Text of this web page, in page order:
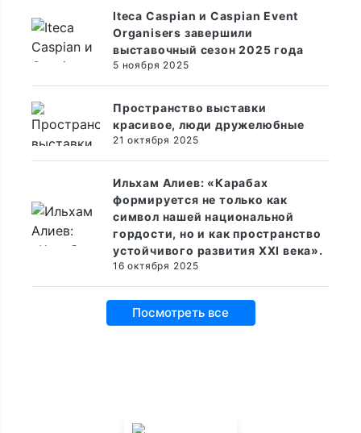
Iteca Caspian и Caspian Event
Organisers завершили
выставочный сезон 2025 года
5 ноября 2025
Пространство выставки
красивое, люди дружелюбные
21 октября 2025
Ильхам Алиев: «Карабах
формируется не только как
символ нашей национальной
гордости, но и как пространство
устойчивого развития XXI века».
16 октября 2025
Посмотреть все